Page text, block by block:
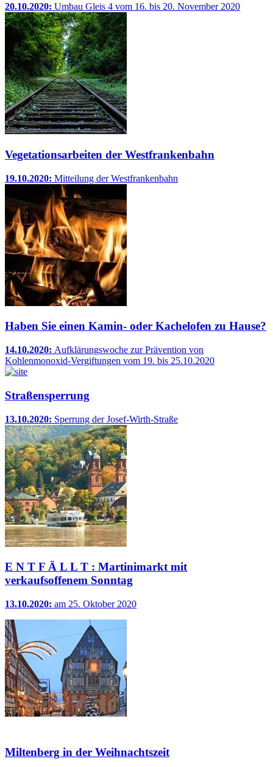
20.10.2020: Umbau Gleis 4 vom 16. bis 20. November 2020
Vegetationsarbeiten der Westfrankenbahn
19.10.2020: Mitteilung der Westfrankenbahn
Haben Sie einen Kamin- oder Kachelofen zu Hause?
14.10.2020: Aufklärungswoche zur Prävention von
Kohlenmonoxid-Vergiftungen vom 19. bis 25.10.2020
Straßensperrung
13.10.2020: Sperrung der Josef-Wirth-Straße
E N T F Ä L L T : Martinimarkt mit
verkaufsoffenem Sonntag
13.10.2020: am 25. Oktober 2020
Miltenberg in der Weihnachtszeit